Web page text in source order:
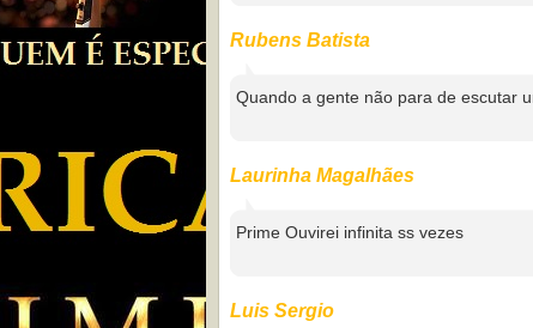
Rubens Batista
Quando a gente não para de escutar
Laurinha Magalhães
Prime Ouvirei infinita ss vezes
Luis Sergio